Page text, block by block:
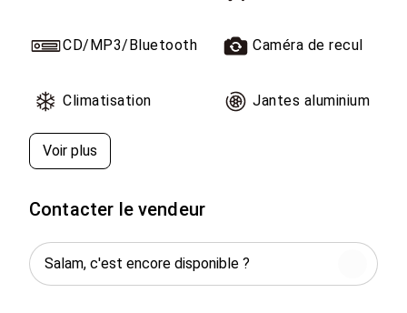
CD/MP3/Bluetooth Caméra de recul
Climatisation Jantes aluminium
Voir plus
Contacter le vendeur